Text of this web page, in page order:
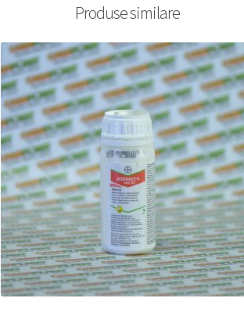
Produse similare